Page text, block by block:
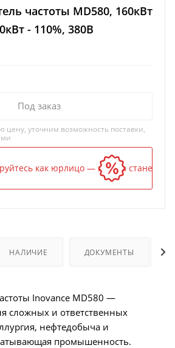
частоты MD580, 160кВт
- 110%, 380В
Под заказ
цену, уточним возможность поставки,
как юрлицо — и цена станет
НАЛИЧИЕ ДОКУМЕНТЫ
Inovance MD580 —
сложных и ответственных
нефтедобыча и
промышенность.